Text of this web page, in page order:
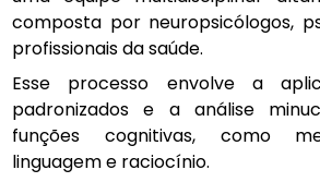
composta por neuropsicólogos,
profissionais da saúde.
Esse processo envolve a
padronizados e a análise
funções cognitivas, como
linguagem e raciocínio.